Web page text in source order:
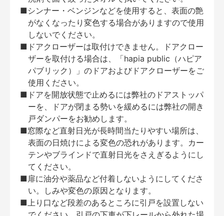
■シンナー・ベンジンなどを使用すると、表面の艶
がなくなったり変色する場合がありますので使用
しないでください。
■ドアクローザーは取付けできません。ドアクロー
ザーを取付ける場合は、「hapia public（ハピア
パブリック）」のドアおよびドアクローザーをご
使用ください。
■ドアを開放状態で止めるには弊社のドアストッパ
ーを、ドアが閉まる勢いを緩めるには弊社の開き
戸ダンパーをお勧めします。
■窓際など直射日光が長時間当たりやすい場所は、
表面の日焼けによる変色の恐れがあります。カー
テンやブラインドで直射日光をさえぎるようにし
てください。
■扉に油分や薬品など付着しないようにしてくださ
い。しみや変色の原因となります。
■上り口など段差のあるところに引戸を設置しない